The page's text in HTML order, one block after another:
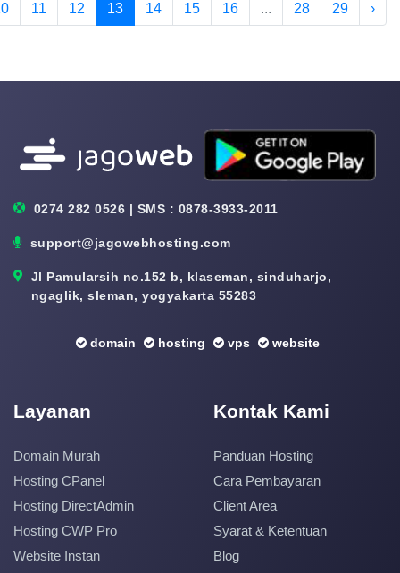
11 12 13 14 15 16 ... 28 29 ›
0274 282 0526 | SMS : 0878-3933-2011
support@jagowebhosting.com
Jl Pamularsih no.152 b, klaseman, sinduharjo,
ngaglik, sleman, yogyakarta 55283
domain hosting vps website
Layanan
Domain Murah
Hosting CPanel
Hosting DirectAdmin
Hosting CWP Pro
Website Instan
Kontak Kami
Panduan Hosting
Cara Pembayaran
Client Area
Syarat & Ketentuan
Blog